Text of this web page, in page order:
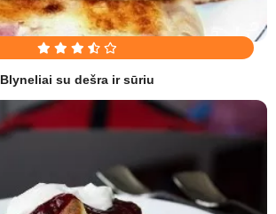
Blyneliai su dešra ir sūriu